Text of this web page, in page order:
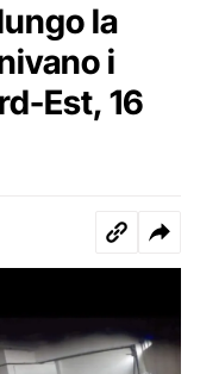
la
i
Est, 16